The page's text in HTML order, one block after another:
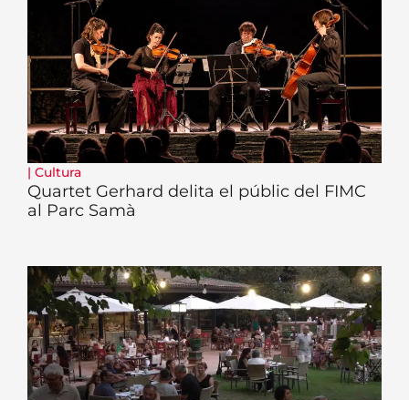
| Cultura
Quartet Gerhard delita el públic del FIMC
al Parc Samà